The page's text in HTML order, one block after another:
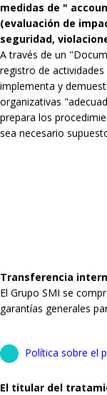
medidas de "
(evaluación de
seguridad,
A través de un
registro de
implementa y
organizativas
prepara los
sea necesario
Transferencia
El Grupo SMI se
garantías generales
Política sobre el
El titular del